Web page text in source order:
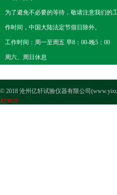
为了避免不必要的等待，敬请注意我们的
作时间，中国大陆法定节假日除外。
工作时间：周一至周五 早8：00-晚5：00
周六、周日休息
© 2018 沧州亿轩试验仪器有限公司
423928